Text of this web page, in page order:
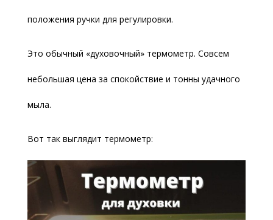
положения ручки для регулировки.
Это обычный «духовочный» термометр. Совсем
небольшая цена за спокойствие и тонны удачного
мыла.
Вот так выглядит термометр: